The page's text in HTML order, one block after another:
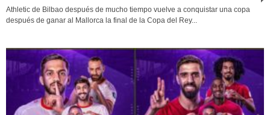
Athletic de Bilbao después de mucho tiempo vuelve a conquistar una copa
después de ganar al Mallorca la final de la Copa del Rey...